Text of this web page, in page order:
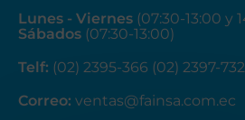
Lunes - Viernes (07:30-13:00 y
Sábados (07:30-13:00)
Telf: (02) 2395-366 (02) 2397-732
Correo: ventas@fainsa.com.ec